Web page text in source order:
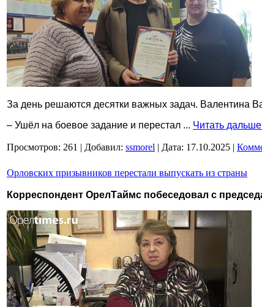
За день решаются десятки важных задач. Валентина
– Ушёл на боевое задание и перестал ... Читать
Просмотров: 261 | Добавил: ssmorel | Дата: 17.10.2025 |
Орловских призывников перестали выпускать из страны
Корреспондент ОрелТаймс побеседовал с